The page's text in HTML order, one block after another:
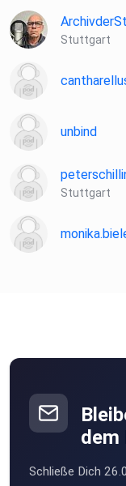
Stuttgart
unbind
Stuttgart
dem
Schließe Dich